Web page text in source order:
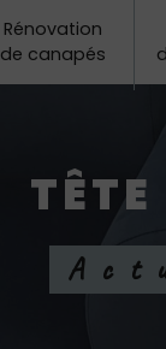
Rénovation
de canapés